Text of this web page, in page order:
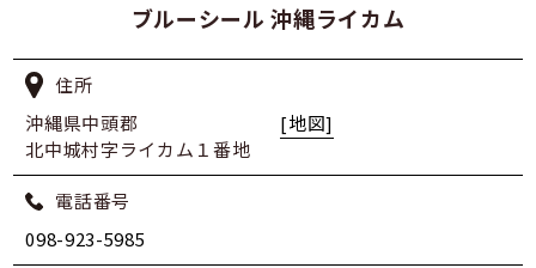
ブルーシール 沖縄ライカム
住所
沖縄県中頭郡
北中城村字ライカム１番地
[地図]
電話番号
098-923-5985